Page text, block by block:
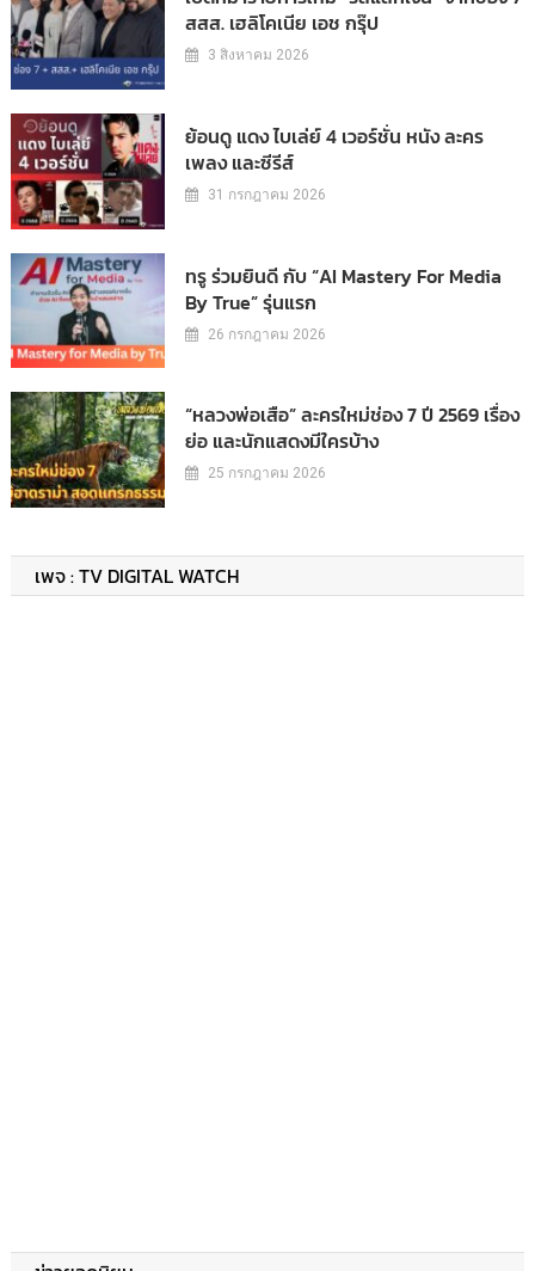
สสส. เฮลิโคเนีย เอช กรุ๊ป
3 สิงหาคม 2026
ย้อนดู แดง ไบเล่ย์ 4 เวอร์ชั่น หนัง ละคร
เพลง และซีรีส์
31 กรกฎาคม 2026
ทรู ร่วมยินดี กับ “AI Mastery For Media
By True” รุ่นแรก
26 กรกฎาคม 2026
“หลวงพ่อเสือ” ละครใหม่ช่อง 7 ปี 2569 เรื่อง
ย่อ และนักแสดงมีใครบ้าง
25 กรกฎาคม 2026
เพจ : TV DIGITAL WATCH